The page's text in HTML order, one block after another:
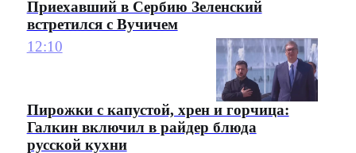
Приехавший в Сербию Зеленский
встретился с Вучичем
12:10
Пирожки с капустой, хрен и горчица:
Галкин включил в райдер блюда
русской кухни